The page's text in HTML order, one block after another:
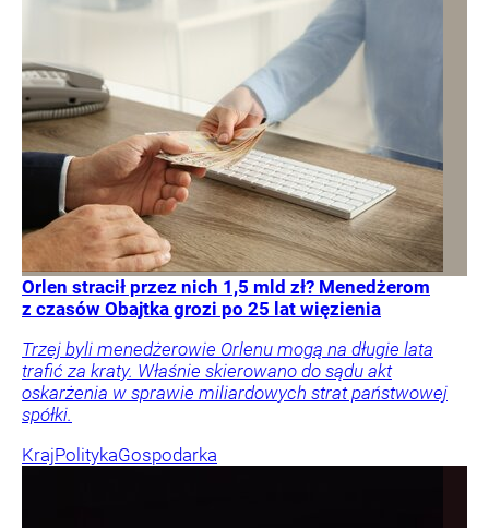
Orlen stracił przez nich 1,5 mld zł? Menedżerom
z czasów Obajtka grozi po 25 lat więzienia
Trzej byli menedżerowie Orlenu mogą na długie lata
trafić za kraty. Właśnie skierowano do sądu akt
oskarżenia w sprawie miliardowych strat państwowej
spółki.
KrajPolitykaGospodarka